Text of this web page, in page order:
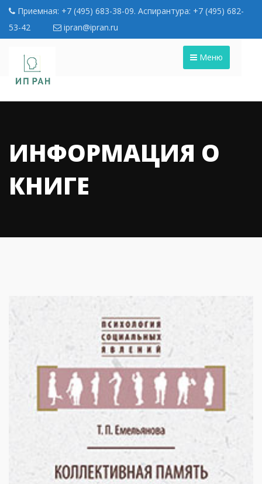
Приемная: +7 (495) 683-38-09. Аспирантура: +7 (495) 682-
53-42
ipran@ipran.ru
Меню
ИНФОРМАЦИЯ О
КНИГЕ